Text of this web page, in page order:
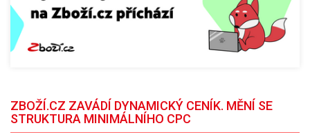
ZBOŽÍ.CZ ZAVÁDÍ DYNAMICKÝ CENÍK. MĚNÍ SE
STRUKTURA MINIMÁLNÍHO CPC